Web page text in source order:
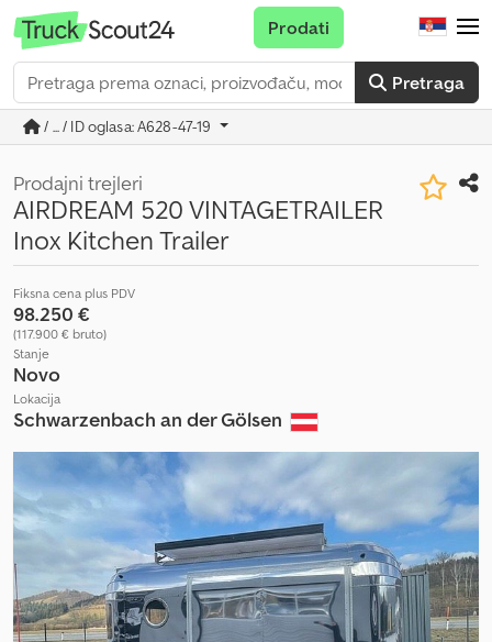
Pretraga
Prodati
/ ... / ID oglasa: A628-47-19
Prodajni trejleri
AIRDREAM 520 VINTAGETRAILER
Inox Kitchen Trailer
Fiksna cena plus PDV
98.250 €
(117.900 € bruto)
Stanje
Novo
Lokacija
Schwarzenbach an der Gölsen